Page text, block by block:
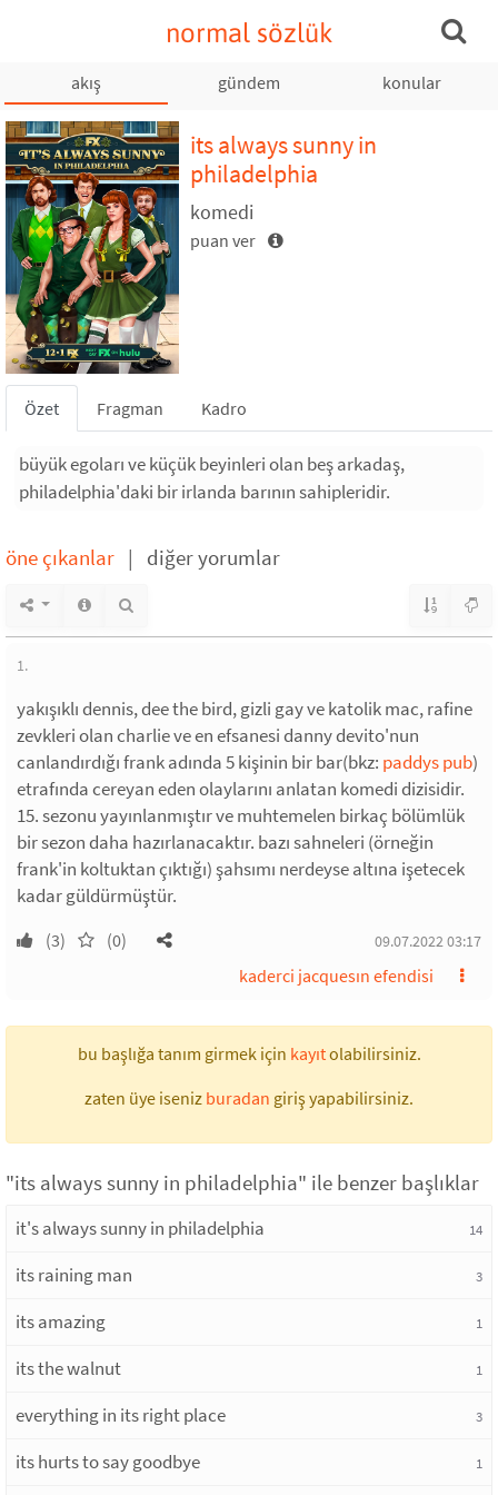
normal sözlük
akış gündem konular
its always sunny in
philadelphia
komedi
puan ver
Özet Fragman Kadro
büyük egoları ve küçük beyinleri olan beş arkadaş,
philadelphia'daki bir irlanda barının sahipleridir.
öne çıkanlar | diğer yorumlar
1.
yakışıklı dennis, dee the bird, gizli gay ve katolik mac, rafine
zevkleri olan charlie ve en efsanesi danny devito'nun
canlandırdığı frank adında 5 kişinin bir bar(bkz: paddys pub)
etrafında cereyan eden olaylarını anlatan komedi dizisidir.
15. sezonu yayınlanmıştır ve muhtemelen birkaç bölümlük
bir sezon daha hazırlanacaktır. bazı sahneleri (örneğin
frank'in koltuktan çıktığı) şahsımı nerdeyse altına işetecek
kadar güldürmüştür.
(3) (0) 09.07.2022 03:17
kaderci jacquesın efendisi
bu başlığa tanım girmek için kayıtolabilirsiniz.
zaten üye iseniz buradan giriş yapabilirsiniz.
"its always sunny in philadelphia" ile benzer başlıklar
it's always sunny in philadelphia 14
its raining man 3
its amazing 1
its the walnut 1
everything in its right place 3
its hurts to say goodbye 1